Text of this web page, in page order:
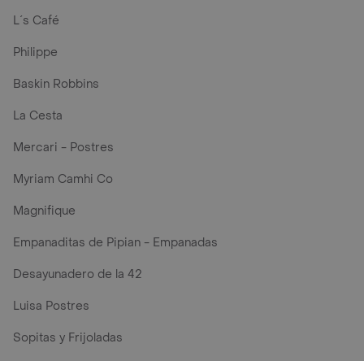
L´s Café
Philippe
Baskin Robbins
La Cesta
Mercari - Postres
Myriam Camhi Co
Magnifique
Empanaditas de Pipian - Empanadas
Desayunadero de la 42
Luisa Postres
Sopitas y Frijoladas